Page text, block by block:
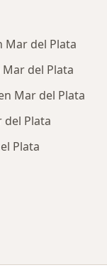
Mar del Plata
del Plata
Mar del Plata
del Plata
Plata